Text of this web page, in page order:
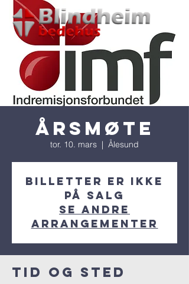
Årsmøte
tor. 10. mars
  |
Ålesund
Billetter er ikke
på salg
Se andre
arrangementer
Tid og sted